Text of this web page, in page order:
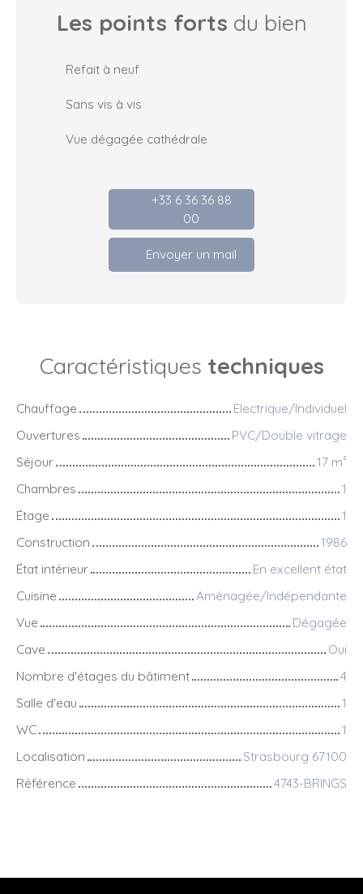
Les points forts du bien
Refait à neuf
Sans vis à vis
Vue dégagée cathédrale
+33 6 36 36 88
00
Envoyer un mail
Caractéristiques techniques
Chauffage
Electrique/Individuel
Ouvertures
PVC/Double vitrage
Séjour
17 m²
Chambres
1
Étage
1
Construction
1986
État intérieur
En excellent état
Cuisine
Aménagée/Indépendante
Vue
Dégagée
Cave
Oui
Nombre d'étages du bâtiment
4
Salle d'eau
1
WC
1
Localisation
Strasbourg 67100
Référence
4743-BRINGS